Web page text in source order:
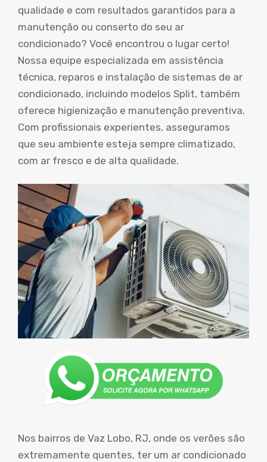
qualidade e com resultados garantidos para a
manutenção ou conserto do seu ar
condicionado? Você encontrou o lugar certo!
Nossa equipe especializada em assistência
técnica, reparos e instalação de sistemas de ar
condicionado, incluindo modelos Split, também
oferece higienização e manutenção preventiva.
Com profissionais experientes, asseguramos
que seu ambiente esteja sempre climatizado,
com ar fresco e de alta qualidade.
Nos bairros de Vaz Lobo, RJ, onde os verões são
extremamente quentes, ter um ar condicionado